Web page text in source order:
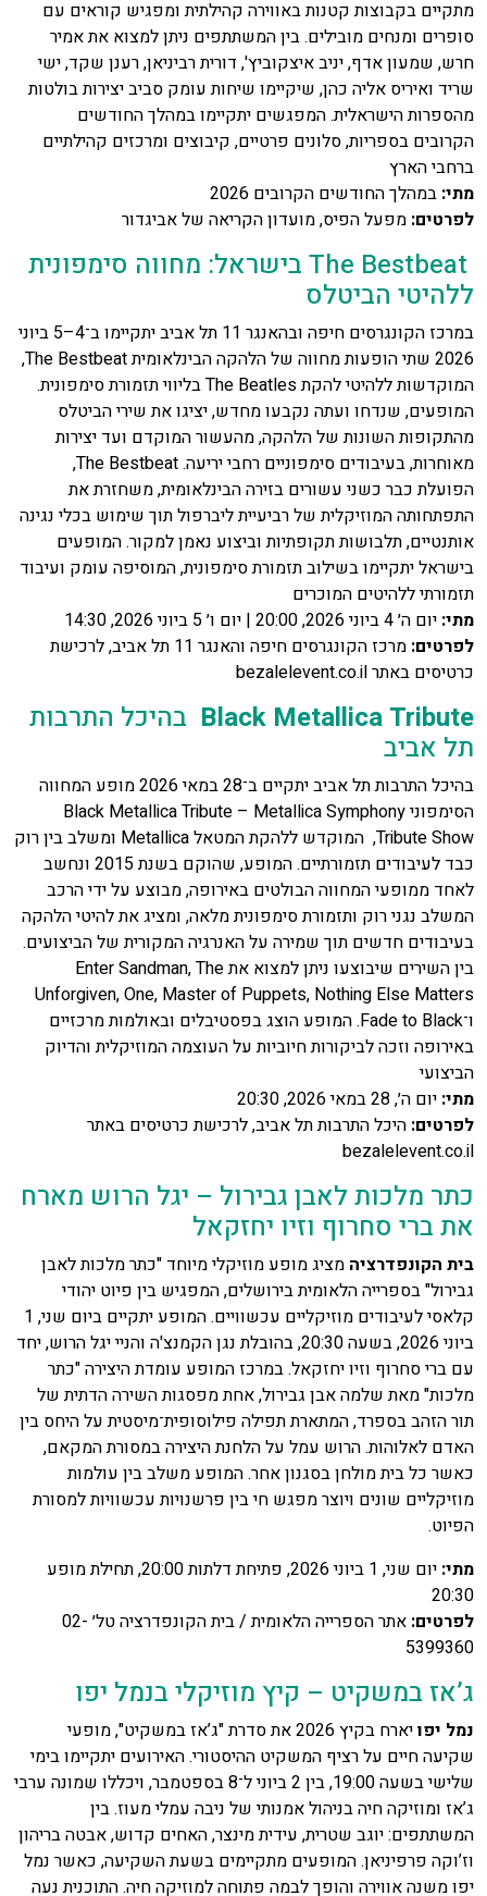
מתקיים בקבוצות קטנות באווירה קהילתית ומפגיש קוראים עם
סופרים ומנחים מובילים. בין המשתתפים ניתן למצוא את אמיר
חרש, שמעון אדף, יניב איצקוביץ', דורית רביניאן, רענן שקד, ישי
שריד ואיריס אליה כהן, שיקיימו שיחות עומק סביב יצירות בולטות
מהספרות הישראלית. המפגשים יתקיימו במהלך החודשים
הקרובים בספריות, סלונים פרטיים, קיבוצים ומרכזים קהילתיים
ברחבי הארץ
מתי: במהלך החודשים הקרובים 2026
לפרטים: מפעל הפיס, מועדון הקריאה של אביגדור
The Bestbeat בישראל: מחווה סימפונית
ללהיטי הביטלס
במרכז הקונגרסים חיפה ובהאנגר 11 תל אביב יתקיימו ב־4–5 ביוני
2026 שתי הופעות מחווה של הלהקה הבינלאומית The Bestbeat,
המוקדשות ללהיטי להקת The Beatles בליווי תזמורת סימפונית.
המופעים, שנדחו ועתה נקבעו מחדש, יציגו את שירי הביטלס
מהתקופות השונות של הלהקה, מהעשור המוקדם ועד יצירות
מאוחרות, בעיבודים סימפוניים רחבי יריעה. The Bestbeat,
הפועלת כבר כשני עשורים בזירה הבינלאומית, משחזרת את
התפתחותה המוזיקלית של רביעיית ליברפול תוך שימוש בכלי נגינה
אותנטיים, תלבושות תקופתיות וביצוע נאמן למקור. המופעים
בישראל יתקיימו בשילוב תזמורת סימפונית, המוסיפה עומק ועיבוד
תזמורתי ללהיטים המוכרים
מתי: יום ה׳ 4 ביוני 2026, 20:00 | יום ו׳ 5 ביוני 2026, 14:30
לפרטים:
מרכז הקונגרסים חיפה והאנגר 11 תל אביב, לרכישת
כרטיסים באתר bezalelevent.co.il
Black Metallica Tribute בהיכל התרבות
תל אביב
בהיכל התרבות תל אביב יתקיים ב־28 במאי 2026 מופע המחווה
הסימפוני Black Metallica Tribute – Metallica Symphony
Tribute Show, המוקדש ללהקת המטאל Metallica ומשלב בין רוק
כבד לעיבודים תזמורתיים. המופע, שהוקם בשנת 2015 ונחשב
לאחד ממופעי המחווה הבולטים באירופה, מבוצע על ידי הרכב
המשלב נגני רוק ותזמורת סימפונית מלאה, ומציג את להיטי הלהקה
בעיבודים חדשים תוך שמירה על האנרגיה המקורית של הביצועים.
בין השירים שיבוצעו ניתן למצוא את Enter Sandman, The
Unforgiven, One, Master of Puppets, Nothing Else Matters
ו־Fade to Black. המופע הוצג בפסטיבלים ובאולמות מרכזיים
באירופה וזכה לביקורות חיוביות על העוצמה המוזיקלית והדיוק
הביצועי
מתי: יום ה׳, 28 במאי 2026, 20:30
לפרטים: היכל התרבות תל אביב, לרכישת כרטיסים באתר
bezalelevent.co.il
כתר מלכות לאבן גבירול – יגל הרוש מארח
את ברי סחרוף וזיו יחזקאל
בית הקונפדרציה מציג מופע מוזיקלי מיוחד "כתר מלכות לאבן
גבירול" בספרייה הלאומית בירושלים, המפגיש בין פיוט יהודי
קלאסי לעיבודים מוזיקליים עכשוויים. המופע יתקיים ביום שני, 1
ביוני 2026, בשעה 20:30, בהובלת נגן הקמנצ'ה והניי יגל הרוש, יחד
עם ברי סחרוף וזיו יחזקאל. במרכז המופע עומדת היצירה "כתר
מלכות" מאת שלמה אבן גבירול, אחת מפסגות השירה הדתית של
תור הזהב בספרד, המתארת תפילה פילוסופית־מיסטית על היחס בין
האדם לאלוהות. הרוש עמל על הלחנת היצירה במסורת המקאם,
כאשר כל בית מולחן בסגנון אחר. המופע משלב בין עולמות
מוזיקליים שונים ויוצר מפגש חי בין פרשנויות עכשוויות למסורת
הפיוט.
מתי:
יום שני, 1 ביוני 2026, פתיחת דלתות 20:00, תחילת מופע
20:30
לפרטים:
אתר הספרייה הלאומית / בית הקונפדרציה טל׳ 02-
5399360
ג’אז במשקיט – קיץ מוזיקלי בנמל יפו
נמל יפו
יארח בקיץ 2026 את סדרת "ג’אז במשקיט", מופעי
שקיעה חיים על רציף המשקיט ההיסטורי. האירועים יתקיימו בימי
שלישי בשעה 19:00, בין 2 ביוני ל־8 בספטמבר, ויכללו שמונה ערבי
ג’אז ומוזיקה חיה בניהול אמנותי של ניבה עמלי מעוז. בין
המשתתפים: יוגב שטרית, עידית מינצר, האחים קדוש, אבטה בריהון
וז’וקה פרפיניאן. המופעים מתקיימים בשעת השקיעה, כאשר נמל
יפו משנה אווירה והופך לבמה פתוחה למוזיקה חיה. התוכנית נעה